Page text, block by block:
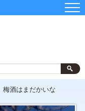
梅酒はまだかいな